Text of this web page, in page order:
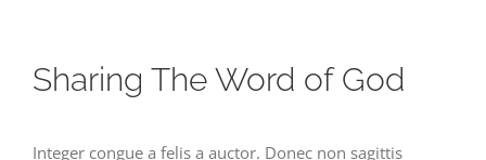
Sharing The Word of God
Integer congue a felis a auctor. Donec non sagittis